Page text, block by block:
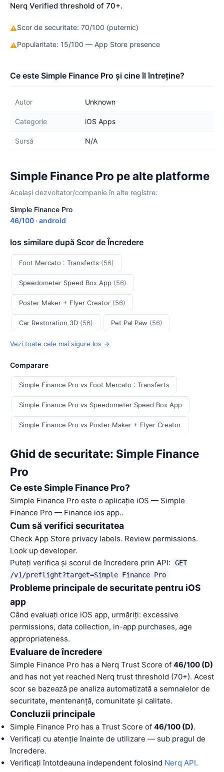
Nerq Verified threshold of 70+.
⚠Scor de securitate: 70/100 (puternic)
⚠Popularitate: 15/100 — App Store presence
Ce este Simple Finance Pro și cine îl întreține?
Autor Unknown
Categorie iOS Apps
Sursă N/A
Simple Finance Pro pe alte platforme
Același dezvoltator/companie în alte registre:
Simple Finance Pro
46/100 · android
Ios similare după Scor de Încredere
Foot Mercato : Transferts (56)
Speedometer Speed Box App (56)
Poster Maker + Flyer Creator (56)
Car Restoration 3D (56) Pet Pal Paw (56)
Vezi toate cele mai sigure Ios →
Comparare
Simple Finance Pro vs Foot Mercato : Transferts
Simple Finance Pro vs Speedometer Speed Box App
Simple Finance Pro vs Poster Maker + Flyer Creator
Ghid de securitate: Simple Finance
Pro
Ce este Simple Finance Pro?
Simple Finance Pro este o aplicație iOS — Simple
Finance Pro — Finance ios app..
Cum să verifici securitatea
Check App Store privacy labels. Review permissions.
Look up developer.
Puteți verifica și scorul de încredere prin API:
GET
/v1/preflight?target=Simple Finance Pro
Probleme principale de securitate pentru iOS
app
Când evaluați orice iOS app, urmăriți: excessive
permissions, data collection, in-app purchases, age
appropriateness.
Evaluare de încredere
Simple Finance Pro has a Nerq Trust Score of 46/100 (D)
and has not yet reached Nerq trust threshold (70+). Acest
scor se bazează pe analiza automatizată a semnalelor de
securitate, mentenanță, comunitate și calitate.
Concluzii principale
Simple Finance Pro has a Trust Score of 46/100 (D).
Verificați cu atenție înainte de utilizare — sub pragul de
încredere.
Verificați întotdeauna independent folosind Nerq API.